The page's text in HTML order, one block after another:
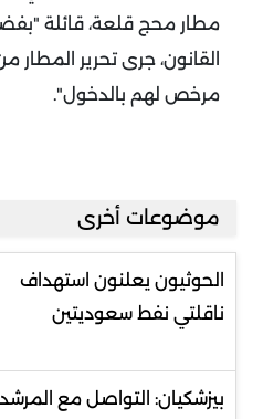
مطار محج قلعة، قائلة
القانون، جرى تحرير
مرخص لهم بالدخول".
موضوعات أخرى
الحوثيون يعلنون استهداف
ناقلتي نفط سعوديتين
بيزشكيان: التواصل مع المرشد